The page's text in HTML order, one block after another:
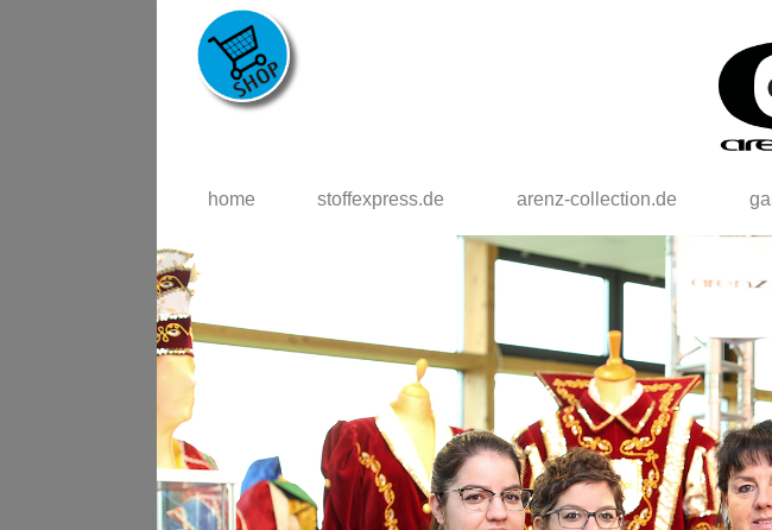
home stoffexpress.de arenz-collection.de